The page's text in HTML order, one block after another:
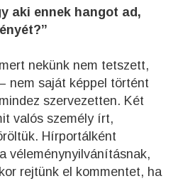
aki ennek hangot ad,
nekünk nem tetszett,
nem saját képpel történt
szervezetten. Két
valós személy írt,
Hírportálként
véleménynyilvánításnak,
rejtünk el kommentet, ha